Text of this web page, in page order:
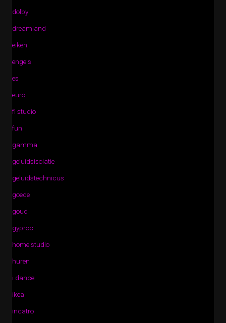
dolby
dreamland
eiken
engels
es
euro
fl studio
fun
gamma
geluidsisolatie
geluidstechnicus
goede
goud
gyproc
home studio
huren
i dance
ikea
incatro